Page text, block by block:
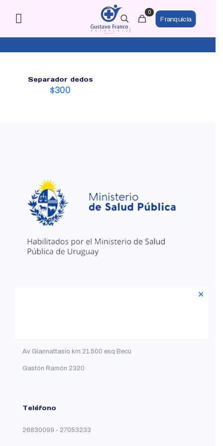
0
Franquicia
Separador dedos
$300
Av Giannattasio km 21.500 esq Becú
Gastón Ramón 2320
Teléfono
26830099 - 27053233
✕